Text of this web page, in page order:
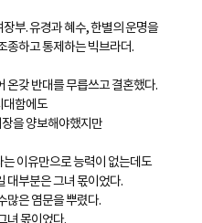
부. 유경과 혜수, 한별의 운명을
종하고 통제하는 빅브라더.
온갖 반대를 무릅쓰고 결혼했다.
대함에도
을 양보해야했지만
이유만으로 능력이 없는데도
대부분은 그녀 몫이었다.
많은 염문을 뿌렸다.
녀 몫이었다.